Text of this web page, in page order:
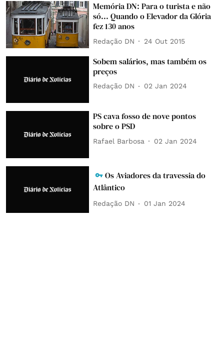
Memória DN: Para o turista e não
só... Quando o Elevador da Glória
fez 130 anos
Redação DN 24 Out 2015
Sobem salários, mas também os
preços
Redação DN 02 Jan 2024
PS cava fosso de nove pontos
sobre o PSD
Rafael Barbosa 02 Jan 2024
Os Aviadores da travessia do
Atlântico
Redação DN 01 Jan 2024